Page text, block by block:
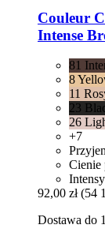
Couleur
Intense
81
8
11
23
26
+7
Cienie
92,00 zł (54
Dostawa do